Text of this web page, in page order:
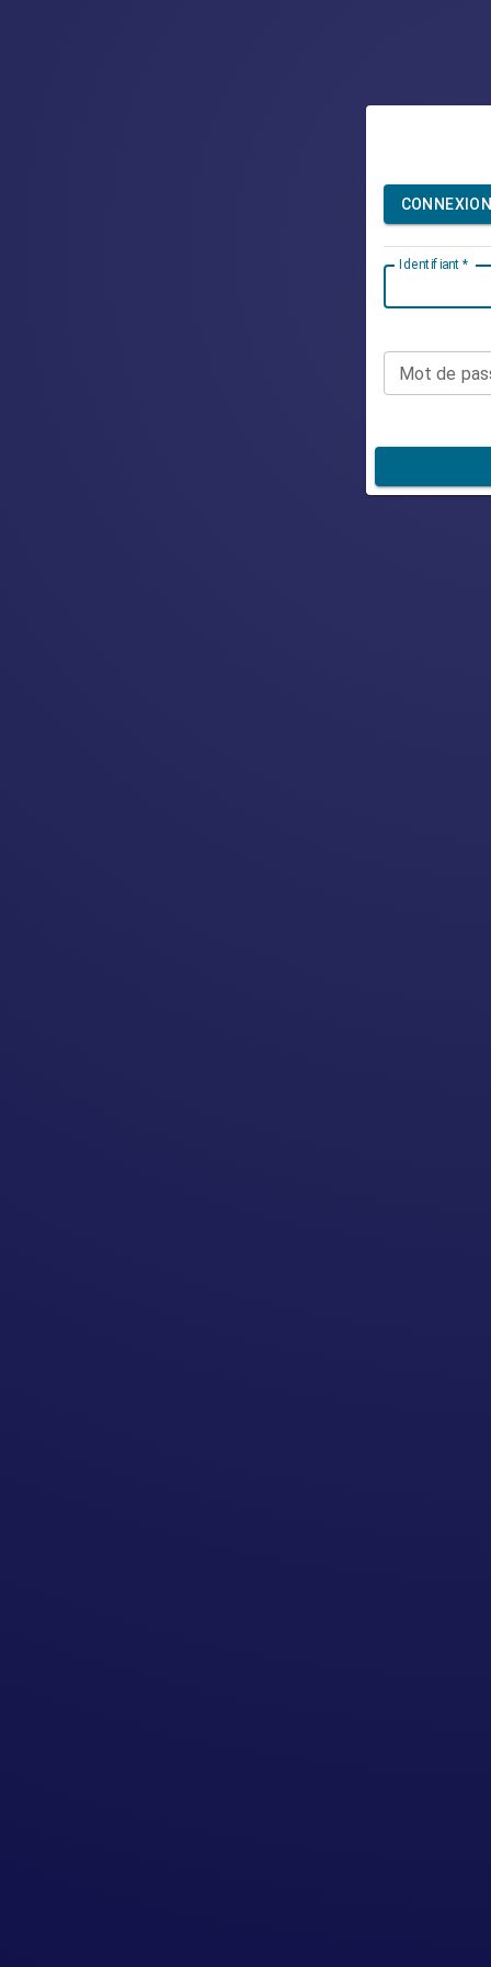
Identifiant *
Mot de